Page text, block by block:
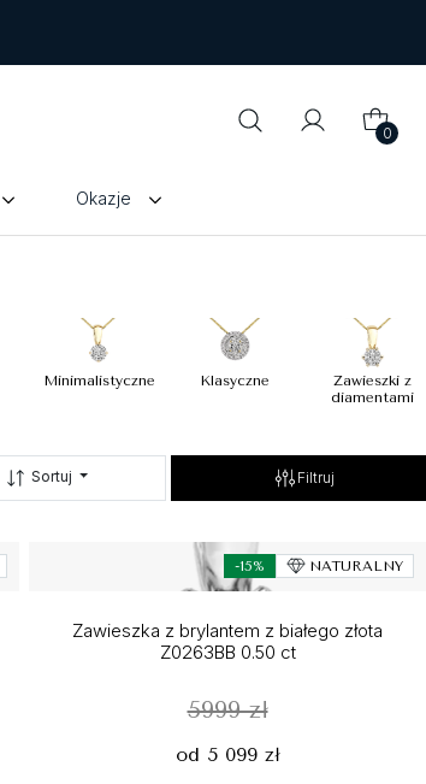
0
Okazje
Minimalistyczne Klasyczne
Zawieszki z
diamentami
Sortuj Filtruj
-15% NATURALNY
Zawieszka z brylantem z białego złota
Z0263BB 0.50 ct
5999 zł
od 5 099 zł